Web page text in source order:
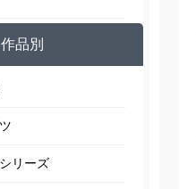
作品別
リーズ